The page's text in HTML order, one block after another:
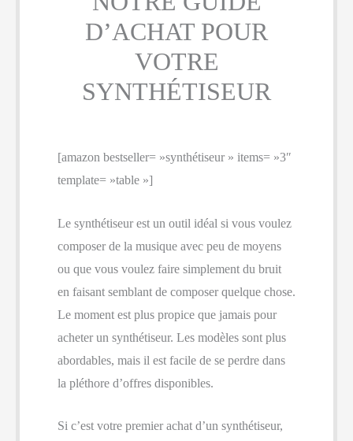
D’ACHAT POUR
VOTRE
SYNTHÉTISEUR
[amazon bestseller= »synthétiseur » items= »3″
template= »table »]
Le synthétiseur est un outil idéal si vous voulez
composer de la musique avec peu de moyens
ou que vous voulez faire simplement du bruit
en faisant semblant de composer quelque chose.
Le moment est plus propice que jamais pour
acheter un synthétiseur. Les modèles sont plus
abordables, mais il est facile de se perdre dans
la pléthore d’offres disponibles.
Si c’est votre premier achat d’un synthétiseur,